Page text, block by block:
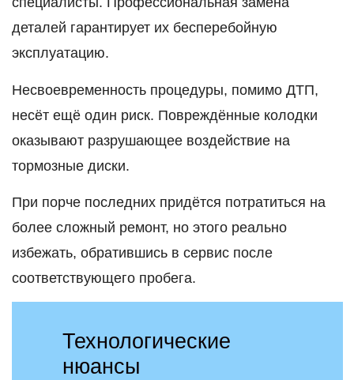
деталей гарантирует их бесперебойную
эксплуатацию.
Несвоевременность процедуры, помимо ДТП,
несёт ещё один риск. Повреждённые колодки
оказывают разрушающее воздействие на
тормозные диски.
При порче последних придётся потратиться на
более сложный ремонт, но этого реально
избежать, обратившись в сервис после
соответствующего пробега.
Технологические
нюансы